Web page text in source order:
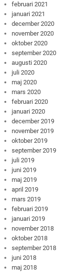
februari 2021
januari 2021
december 2020
november 2020
oktober 2020
september 2020
augusti 2020
juli 2020
maj 2020
mars 2020
februari 2020
januari 2020
december 2019
november 2019
oktober 2019
september 2019
juli 2019
juni 2019
maj 2019
april 2019
mars 2019
februari 2019
januari 2019
november 2018
oktober 2018
september 2018
juni 2018
maj 2018